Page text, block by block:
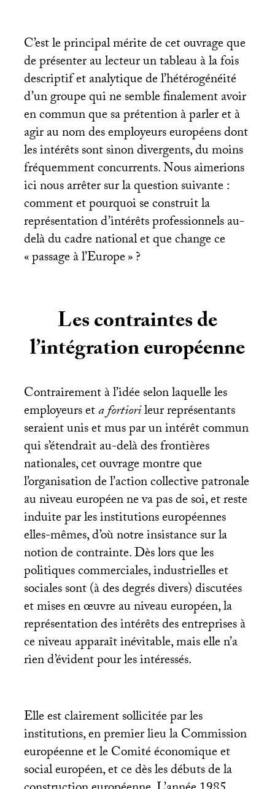
C’est le principal mérite de cet ouvrage que
de présenter au lecteur un tableau à la fois
descriptif et analytique de l’hétérogénéité
d’un groupe qui ne semble finalement avoir
en commun que sa prétention à parler et à
agir au nom des employeurs européens dont
les intérêts sont sinon divergents, du moins
fréquemment concurrents. Nous aimerions
ici nous arrêter sur la question suivante :
comment et pourquoi se construit la
représentation d’intérêts professionnels au-
delà du cadre national et que change ce
«passage à l’Europe»?
Les contraintes de
l’intégration européenne
Contrairement à l’idée selon laquelle les
employeurs eta fortiorileur représentants
seraient unis et mus par un intérêt commun
qui s’étendrait au-delà des frontières
nationales, cet ouvrage montre que
l’organisation de l’action collective patronale
au niveau européen ne va pas de soi, et reste
induite par les institutions européennes
elles-mêmes, d’où notre insistance sur la
notion de contrainte. Dès lors que les
politiques commerciales, industrielles et
sociales sont (à des degrés divers) discutées
et mises en œuvre au niveau européen, la
représentation des intérêts des entreprises à
ce niveau apparaît inévitable, mais elle n’a
rien d’évident pour les intéressés.
Elle est clairement sollicitée par les
institutions, en premier lieu la Commission
européenne et le Comité économique et
social européen, et ce dès les débuts de la